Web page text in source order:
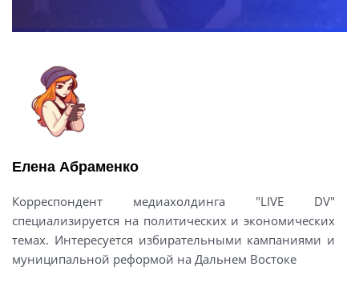
Елена Абраменко
Корреспондент медиахолдинга "LIVE DV"
специализируется на политических и экономических
темах. Интересуется избирательными кампаниями и
муниципальной реформой на Дальнем Востоке